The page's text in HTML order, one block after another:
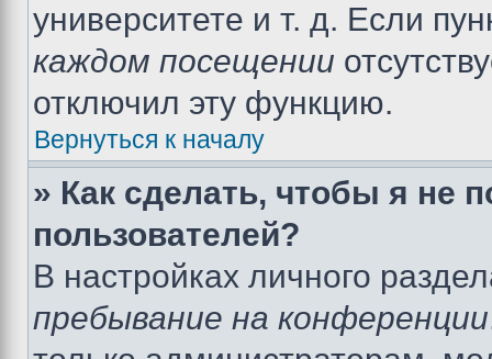
университете и т. д. Если
каждом посещении
отключил эту функцию.
Вернуться к началу
» Как сделать, чтобы я не
пользователей?
В настройках личного
пребывание на конференции